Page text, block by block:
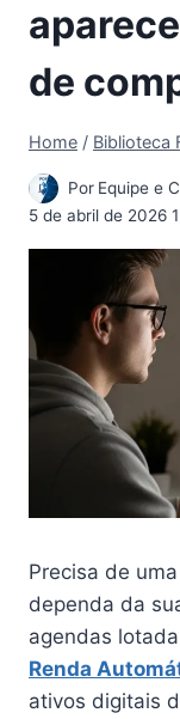
de
Home / Biblioteca
Por Equipe e
5 de abril de 2026
Precisa de
dependa da
agendas
Renda
ativos digitais